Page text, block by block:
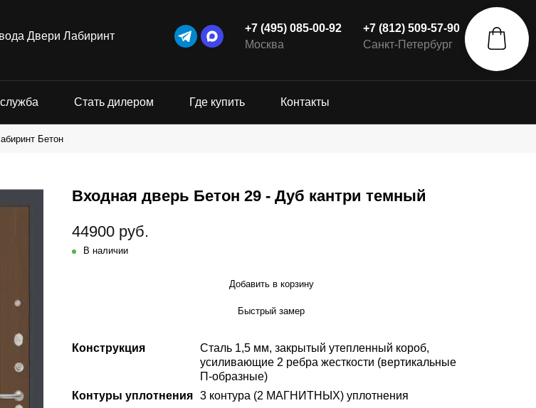
Двери Лабиринт
+7 (495) 085-00-92
Москва
+7 (812) 509-57-90
Санкт-Петербург
Стать дилером Где купить Контакты
Бетон
Входная дверь Бетон 29 - Дуб кантри темный
44900 руб.
В наличии
Добавить в корзину
Быстрый замер
Конструкция
Сталь 1,5 мм, закрытый утепленный короб,
усиливающие 2 ребра жесткости (вертикальные
П-образные)
Контуры уплотнения 3 контура (2 МАГНИТНЫХ) уплотнения